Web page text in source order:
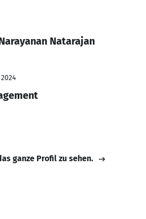
Natarajan
ganze Profil zu sehen.